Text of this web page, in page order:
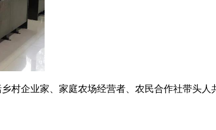
企业家、家庭农场经营者、农民合作社带头人